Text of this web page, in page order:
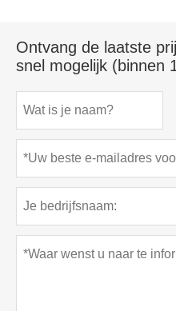
Ontvang de laatste
snel mogelijk (binnen